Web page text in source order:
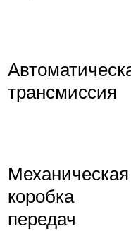
трансмиссия
Механическая
коробка
передач